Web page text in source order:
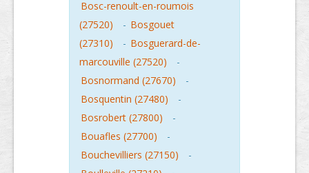
Bosc-renoult-en-roumois
(27520)
- Bosgouet
(27310)
- Bosguerard-de-
marcouville (27520)
-
Bosnormand (27670)
-
Bosquentin (27480)
-
Bosrobert (27800)
-
Bouafles (27700)
-
Bouchevilliers (27150)
-